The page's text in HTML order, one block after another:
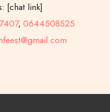
[chat link]
, 0644508525